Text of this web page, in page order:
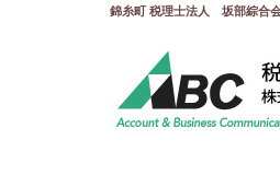
錦糸町 税理士法人 坂部綜合